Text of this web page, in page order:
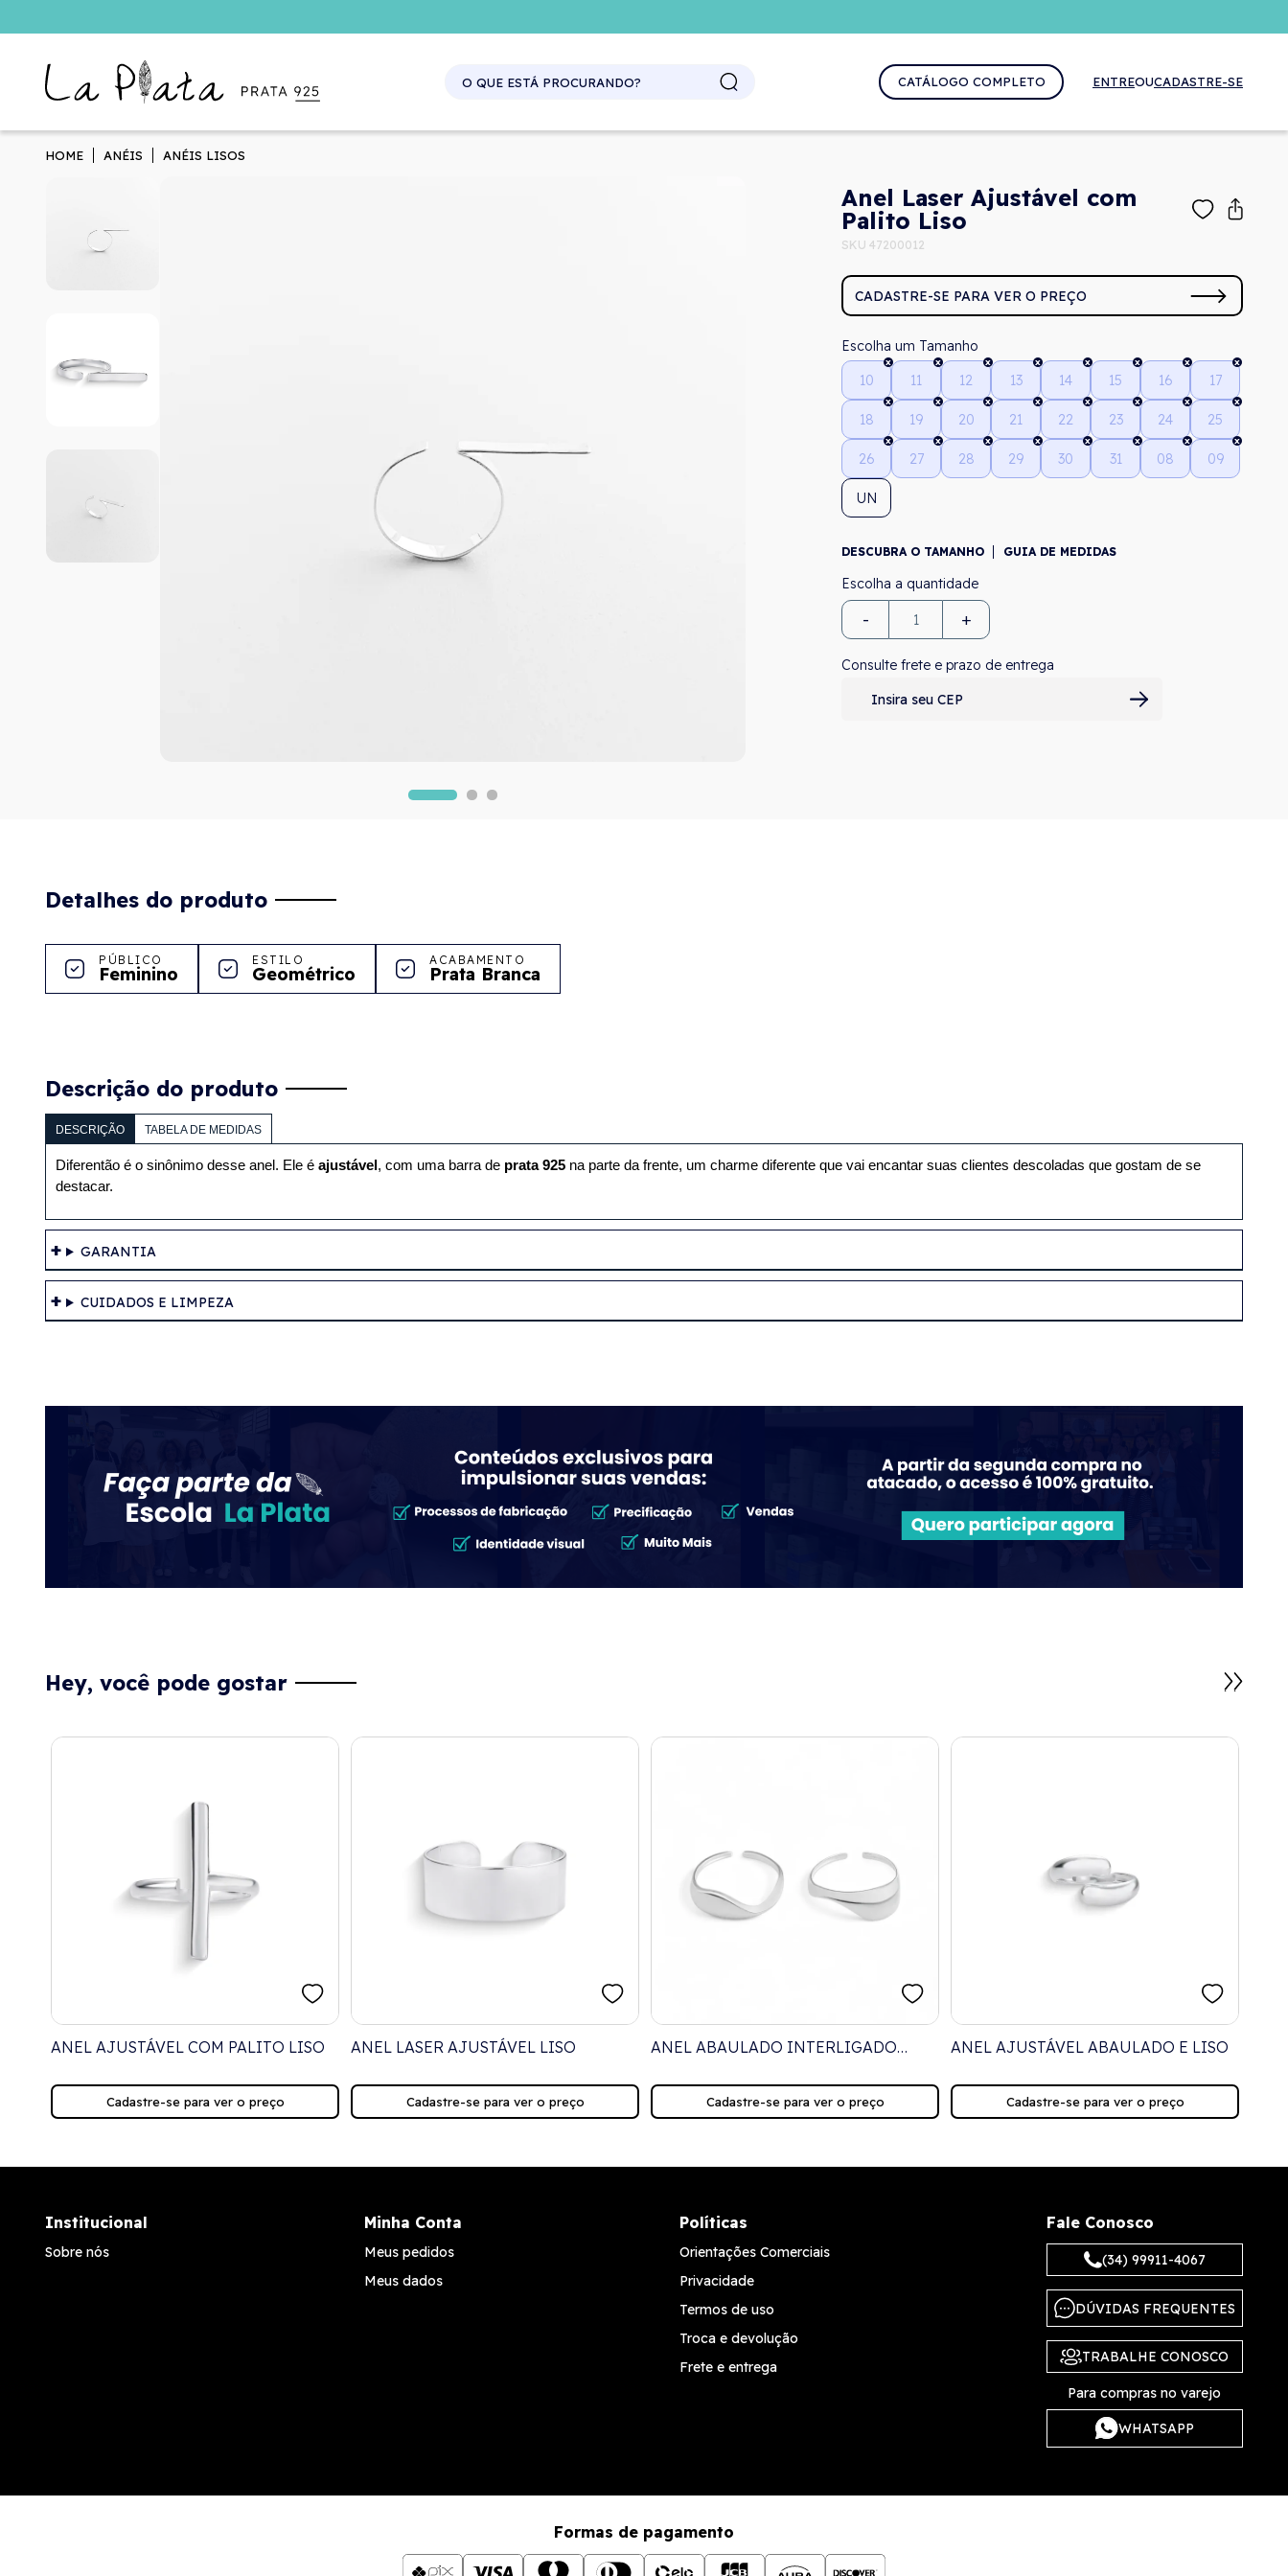
CATÁLOGO COMPLETO ENTREOUCADASTRE-SE
HOME ANÉIS ANÉIS LISOS
Anel Laser Ajustável com
Palito Liso
SKU 47200012
CADASTRE-SE PARA VER O PREÇO
Tamanho
10
11 12 13 14 15 16 17
18 19 20 21 22 23 24 25
26 27 28 29 30 31 08 09
UN
DESCUBRA O TAMANHO GUIA DE MEDIDAS
- +
Consulte frete e prazo de entrega
Detalhes do produto
PÚBLICO
Feminino
ESTILO
Geométrico
ACABAMENTO
Prata Branca
Descrição do produto
DESCRIÇÃO TABELA DE MEDIDAS
Diferentão é o sinônimo desse anel. Ele é ajustável , com uma barra de prata 925 na parte da frente, um charme diferente que vai encantar suas clientes descoladas que gostam de se
destacar.
GARANTIA
CUIDADOS E LIMPEZA
Hey, você pode gostar
ANEL AJUSTÁVEL COM PALITO LISO
Cadastre-se para ver o preço
ANEL LASER AJUSTÁVEL LISO
Cadastre-se para ver o preço
ANEL ABAULADO INTERLIGADO
Cadastre-se para ver o preço
ANEL AJUSTÁVEL ABAULADO E LISO
Cadastre-se para ver o preço
Institucional
Sobre nós
Minha Conta
Meus pedidos
Meus dados
Políticas
Orientações Comerciais
Privacidade
Termos de uso
Troca e devolução
Frete e entrega
Fale Conosco
(34) 99911-4067
DÚVIDAS FREQUENTES
TRABALHE CONOSCO
Para compras no varejo
WHATSAPP
Formas de pagamento